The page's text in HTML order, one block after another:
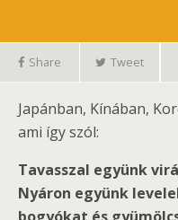
Share Tweet
Japánban, Kínában,
ami így szól:
Tavasszal együnk
Nyáron együnk